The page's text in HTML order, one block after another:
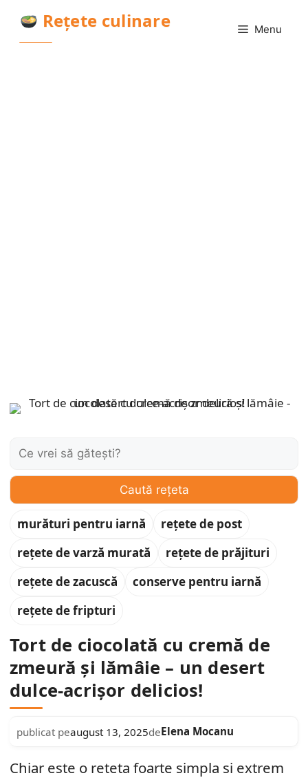
conținut
Rețete culinare Menu
Caută:
Caută rețeta
murături pentru iarnă
rețete de post
rețete de varză murată
rețete de prăjituri
rețete de zacuscă
conserve pentru iarnă
rețete de fripturi
Tort de ciocolată cu cremă de
zmeură și lămâie – un desert
dulce-acrișor delicios!
publicat peaugust 13, 2025deElena Mocanu
Chiar este o reteta foarte simpla si extrem